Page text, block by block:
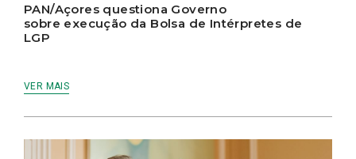
PAN/Açores questiona Governo
sobre execução da Bolsa de Intérpretes de
LGP
VER MAIS